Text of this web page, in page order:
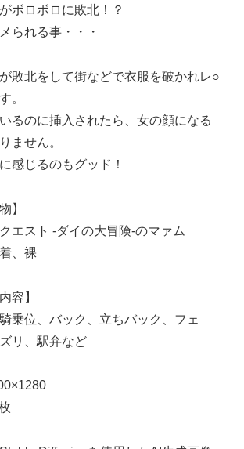
ボロボロに敗北！？
られる事・・・
敗北をして街などで衣服を破かれレ○
。
るのに挿入されたら、女の顔になる
ません。
感じるのもグッド！
】
エスト -ダイの大冒険-のマァム
、裸
容】
乗位、バック、立ちバック、フェ
リ、駅弁など